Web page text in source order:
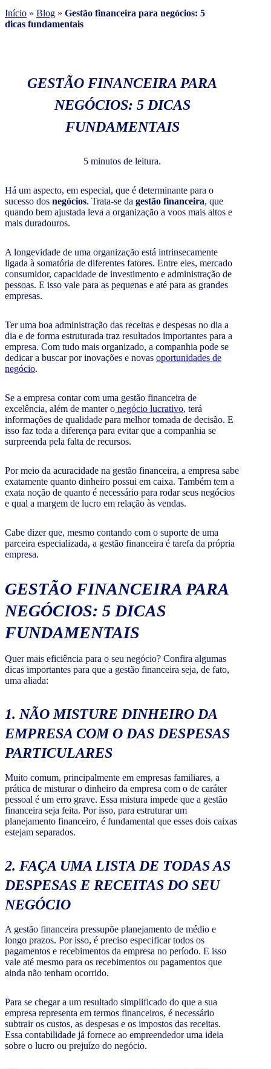
Início » Blog » Gestão financeira para negócios: 5
dicas fundamentais
GESTÃO FINANCEIRA PARA
NEGÓCIOS: 5 DICAS
FUNDAMENTAIS
5 minutos de leitura.
Há um aspecto, em especial, que é determinante para o
sucesso dos negócios. Trata-se da gestão financeira, que
quando bem ajustada leva a organização a voos mais altos e
mais duradouros.
A longevidade de uma organização está intrinsecamente
ligada à somatória de diferentes fatores. Entre eles, mercado
consumidor, capacidade de investimento e administração de
pessoas. E isso vale para as pequenas e até para as grandes
empresas.
Ter uma boa administração das receitas e despesas no dia a
dia e de forma estruturada traz resultados importantes para a
empresa. Com tudo mais organizado, a companhia pode se
dedicar a buscar por inovações e novas oportunidades de
negócio.
Se a empresa contar com uma gestão financeira de
excelência, além de manter o negócio lucrativo, terá
informações de qualidade para melhor tomada de decisão. E
isso faz toda a diferença para evitar que a companhia se
surpreenda pela falta de recursos.
Por meio da acuracidade na gestão financeira, a empresa sabe
exatamente quanto dinheiro possui em caixa. Também tem a
exata noção de quanto é necessário para rodar seus negócios
e qual a margem de lucro em relação às vendas.
Cabe dizer que, mesmo contando com o suporte de uma
parceira especializada, a gestão financeira é tarefa da própria
empresa.
GESTÃO FINANCEIRA PARA
NEGÓCIOS: 5 DICAS
FUNDAMENTAIS
Quer mais eficiência para o seu negócio? Confira algumas
dicas importantes para que a gestão financeira seja, de fato,
uma aliada:
1. NÃO MISTURE DINHEIRO DA
EMPRESA COM O DAS DESPESAS
PARTICULARES
Muito comum, principalmente em empresas familiares, a
prática de misturar o dinheiro da empresa com o de caráter
pessoal é um erro grave. Essa mistura impede que a gestão
financeira seja feita. Por isso, para estruturar um
planejamento financeiro, é fundamental que esses dois caixas
estejam separados.
2. FAÇA UMA LISTA DE TODAS AS
DESPESAS E RECEITAS DO SEU
NEGÓCIO
A gestão financeira pressupõe planejamento de médio e
longo prazos. Por isso, é preciso especificar todos os
pagamentos e recebimentos da empresa no período. E isso
vale até mesmo para os recebimentos ou pagamentos que
ainda não tenham ocorrido.
Para se chegar a um resultado simplificado do que a sua
empresa representa em termos financeiros, é necessário
subtrair os custos, as despesas e os impostos das receitas.
Essa contabilidade já fornece ao empreendedor uma ideia
sobre o lucro ou prejuízo do negócio.